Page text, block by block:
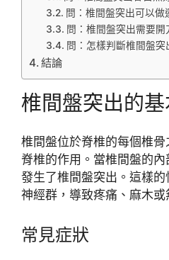
問：椎間盤突出可以做
問：椎間盤突出需要開
問：怎樣判斷椎間盤突
結論
椎間盤突出的
椎間盤位於脊椎的每個椎
脊椎的作用。當椎間盤的
發生了椎間盤突出。這樣
神經群，導致疼痛、麻木或
常見症狀